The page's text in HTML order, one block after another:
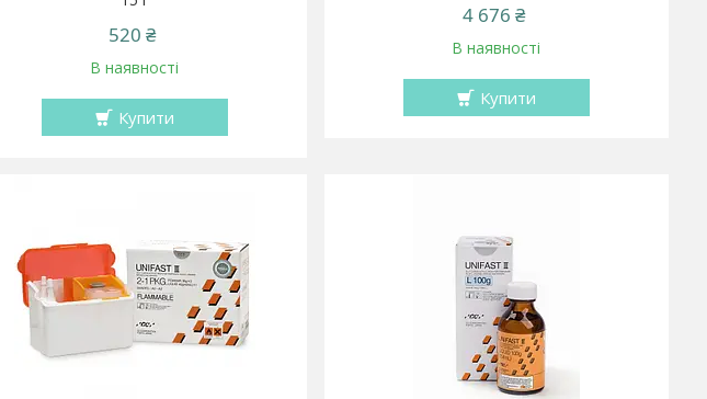
520 ₴
В наявності
Купити
4 676 ₴
В наявності
Купити